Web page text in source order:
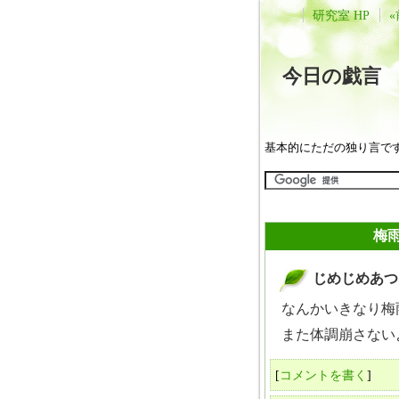
研究室 HP «
今日の戯
基本的にただの独り言で
梅
じめじめあ
なんかいきなり梅
また体調崩さない
[コメントを書く ]